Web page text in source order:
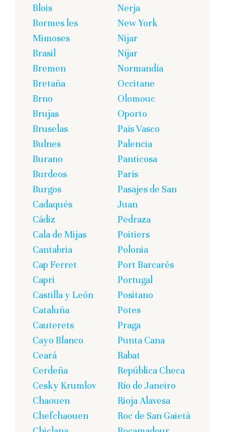
Blois
Bormes les
Mimoses
Brasil
Bremen
Bretaña
Brno
Brujas
Bruselas
Bulnes
Burano
Burdeos
Burgos
Cadaqués
Cádiz
Cala de Mijas
Cantabria
Cap Ferret
Capri
Castilla y León
Cataluña
Cauterets
Cayo Blanco
Ceará
Cerdeña
Cesky Krumlov
Chaouen
Chefchaouen
Nerja
New York
Nijar
Níjar
Normandía
Occitane
Olomouc
Oporto
País Vasco
Palencia
Panticosa
París
Pasajes de San
Juan
Pedraza
Poitiers
Polonia
Port Barcarés
Portugal
Positano
Potes
Praga
Punta Cana
Rabat
República Checa
Río de Janeiro
Rioja Alavesa
Roc de San Gaietà